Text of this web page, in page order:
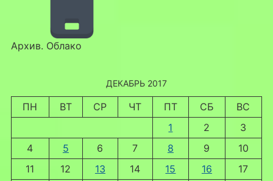
Архив. Облако
ДЕКАБРЬ 2017
ПН ВТ СР ЧТ ПТ СБ
ВС
1
2
3
4
5 6 7 8 9
10
11
12 13 14 15 16 17